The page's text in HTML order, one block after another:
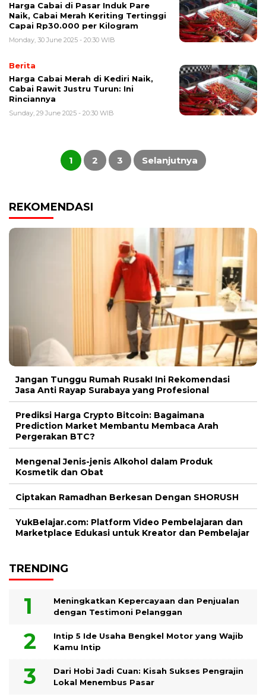
Harga Cabai di Pasar Induk Pare
Naik, Cabai Merah Keriting Tertinggi
Capai Rp30.000 per Kilogram
Monday, 30 June 2025 - 20:30 WIB
Berita
Harga Cabai Merah di Kediri Naik,
Cabai Rawit Justru Turun: Ini
Rinciannya
Sunday, 29 June 2025 - 20:30 WIB
pagination
1 2 3 Selanjutnya
REKOMENDASI
Jangan Tunggu Rumah Rusak! Ini Rekomendasi
Jasa Anti Rayap Surabaya yang Profesional
Prediksi Harga Crypto Bitcoin: Bagaimana
Prediction Market Membantu Membaca Arah
Pergerakan BTC?
Mengenal Jenis-jenis Alkohol dalam Produk
Kosmetik dan Obat
Ciptakan Ramadhan Berkesan Dengan SHORUSH
YukBelajar.com: Platform Video Pembelajaran dan
Marketplace Edukasi untuk Kreator dan Pembelajar
TRENDING
Meningkatkan Kepercayaan dan Penjualan
dengan Testimoni Pelanggan
Intip 5 Ide Usaha Bengkel Motor yang Wajib
Kamu Intip
Dari Hobi Jadi Cuan: Kisah Sukses Pengrajin
Lokal Menembus Pasar